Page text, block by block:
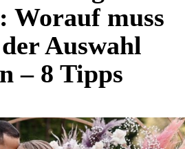
Worauf muss
Auswahl
– 8 Tipps